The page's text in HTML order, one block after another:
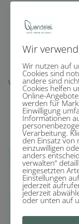
des Jahres.
draußen in der
ZwischenRAUM
wer du bist und
Klick auf das
Wir
Wir nutzen auf
Cookies sind
andere sind
Cookies helfen
Online-
werden für
Einwilligung
Informationen
Verarbeitung.
den Einsatz von
einzuwilligen
anders
verwalten“
eingesetzten
Einstellungen
jederzeit
jederzeit
oder unten auf